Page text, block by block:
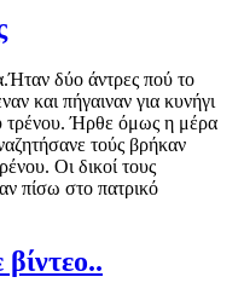
δύο άντρες πού το
και πήγαιναν για κυνήγι
τρένου. Ήρθε όμως η μέρα
τούς βρήκαν
Οι δικοί τους
πίσω στο πατρικό